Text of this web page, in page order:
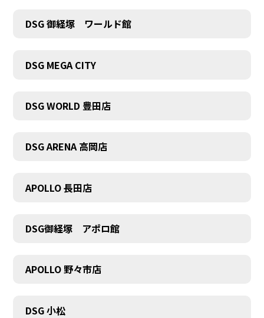
DSG 御経塚 ワールド館
DSG MEGA CITY
DSG WORLD 豊田店
DSG ARENA 高岡店
APOLLO 長田店
DSG御経塚 アポロ館
APOLLO 野々市店
DSG 小松